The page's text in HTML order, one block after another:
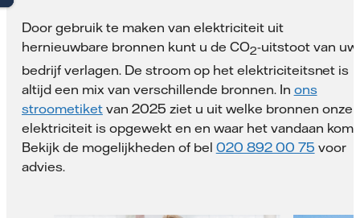
Door gebruik te maken van elektriciteit uit
hernieuwbare bronnen kunt u de CO2-uitstoot van uw
bedrijf verlagen. De stroom op het elektriciteitsnet is
altijd een mix van verschillende bronnen. In ons
stroometiketvan 2025 ziet u uit welke bronnen onze
elektriciteit is opgewekt en en waar het vandaan
Bekijk de mogelijkheden of bel 020 892 00 75 voor
advies.